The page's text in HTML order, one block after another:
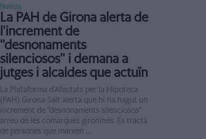
Notícia
La PAH de Girona alerta de
l'increment de
''desnonaments
silenciosos'' i demana a
jutges i alcaldes que actuïn
La Plataforma d'Afectats per la Hipoteca
(PAH) Girona-Salt alerta que hi ha hagut un
increment de "desnonaments silenciosos"
arreu de les comarques gironines. Es tracta
de persones que marxen ...